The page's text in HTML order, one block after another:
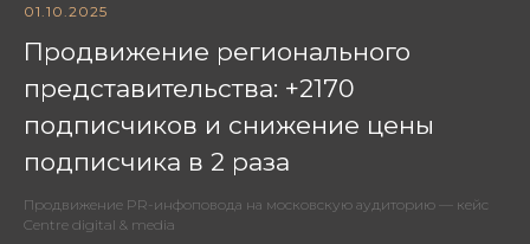
01.10.2025
Продвижение регионального
представительства: +2170
подписчиков и снижение цены
подписчика в 2 раза
Продвижение PR-инфоповода на московскую аудиторию — кейс
Centre digital & media